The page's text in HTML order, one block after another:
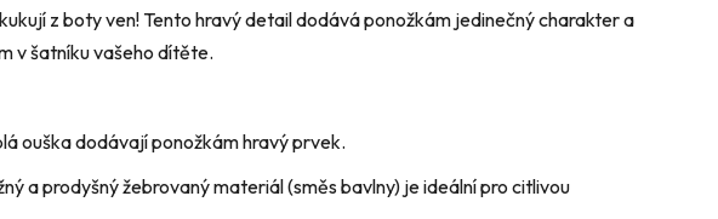
z boty ven! Tento hravý detail dodává ponožkám jedinečný charakter a
v šatníku vašeho dítěte.
ouška dodávají ponožkám hravý prvek.
a prodyšný žebrovaný materiál (směs bavlny) je ideální pro citlivou